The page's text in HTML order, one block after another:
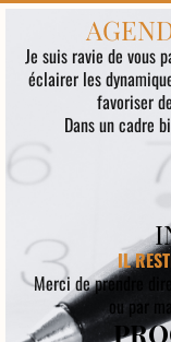
Je suis ravie de vous
éclairer les
favoriser
Dans un cadre
IL
Merci de prendre
ou par